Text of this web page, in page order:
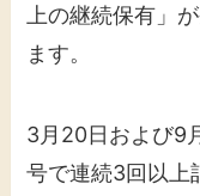
上の継続保有」
ます。
3月20日および9
号で連続3回以上